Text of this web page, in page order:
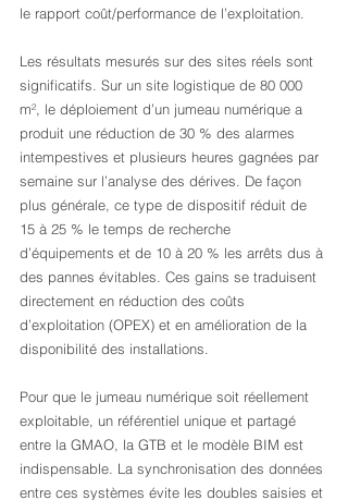
le rapport coût/performance de l’exploitation.
Les résultats mesurés sur des sites réels sont
significatifs. Sur un site logistique de 80 000
m², le déploiement d’un jumeau numérique a
produit une réduction de 30 % des alarmes
intempestives et plusieurs heures gagnées par
semaine sur l’analyse des dérives. De façon
plus générale, ce type de dispositif réduit de
15 à 25 % le temps de recherche
d’équipements et de 10 à 20 % les arrêts dus à
des pannes évitables. Ces gains se traduisent
directement en réduction des coûts
d’exploitation (OPEX) et en amélioration de la
disponibilité des installations.
Pour que le jumeau numérique soit réellement
exploitable, un référentiel unique et partagé
entre la GMAO, la GTB et le modèle BIM est
indispensable. La synchronisation des données
entre ces systèmes évite les doubles saisies et